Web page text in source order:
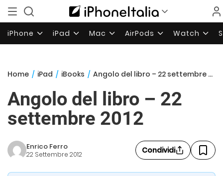
iPhone iPad Mac AirPods Watch
Home / iPad / iBooks / Angolo del libro – 22 settembre 2012
Angolo del libro – 22
settembre 2012
Enrico Ferro
22 Settembre 2012 Condividi